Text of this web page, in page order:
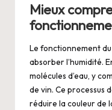
Mieux
Le fonctionnement
absorber l’humidité.
molécules d’eau, y
de vin. Ce processus
réduire la couleur de